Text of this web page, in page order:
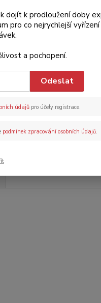
110 JBL - černý, 160 W
dojít k prodloužení doby
pro co nejrychlejší vyřízení
a pochopení.
Odeslat
údajů pro účely registrace.
podmínek zpracování osobních údajů.